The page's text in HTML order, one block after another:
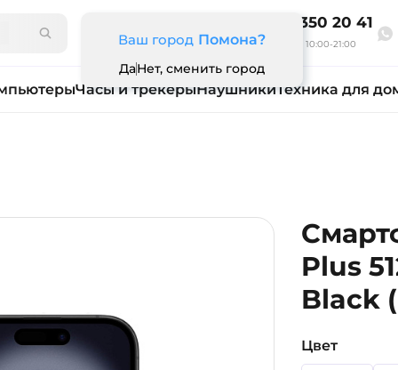
Ваш город Помона?
ДаНет, сменить город
8 800 350 20 41
Ежедневно 10:00-21:00
Часы и трекерыНаушникиТехника для
Plus
Black
Цвет